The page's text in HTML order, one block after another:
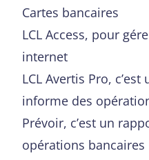
Cartes bancaires
LCL Access, pour
internet
LCL Avertis Pro,
informe des
Prévoir, c’est un
opérations bancaires